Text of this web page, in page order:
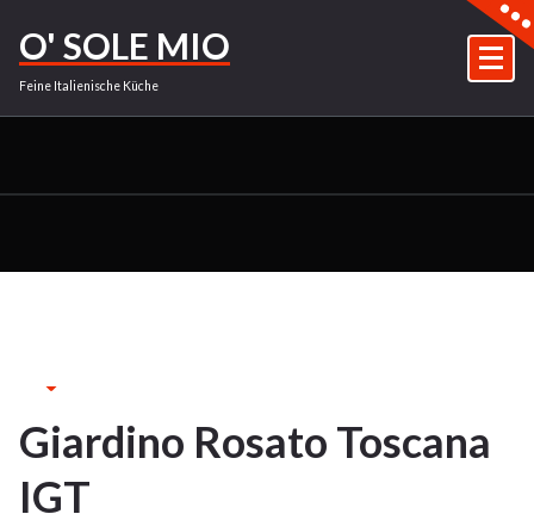
Inhalt
springen
O' SOLE MIO
Feine Italienische Küche
28
Giardino Rosato Toscana
IGT